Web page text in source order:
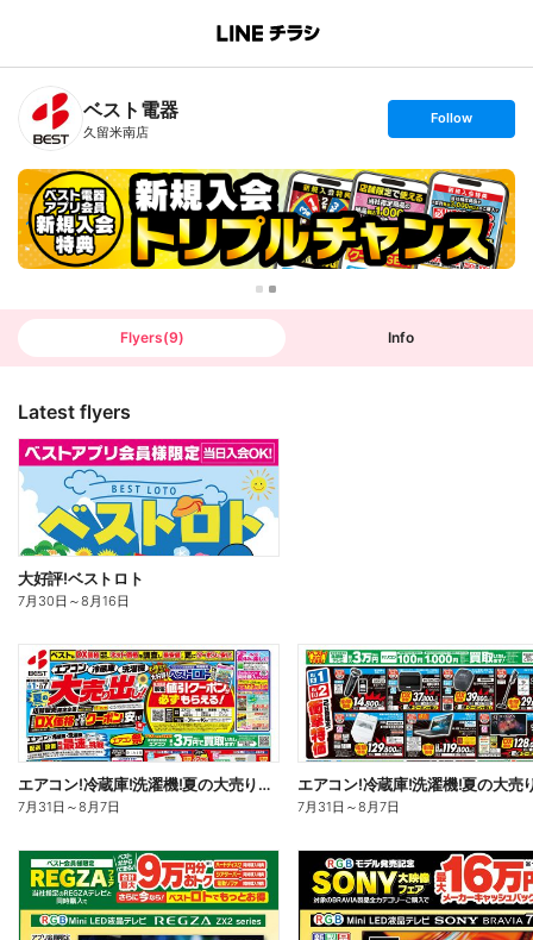
B
n
T
ベスト電器
久留米南店
s
t
o
l
l
o
w
Follow
Flyers(9) Info
Latest flyers
大好評!ベストロト
7月30日 ～8月16日
エアコン!冷蔵庫!洗濯機!夏の大売り出し!
7月31日 ～8月7日 7月31日 ～8月7日